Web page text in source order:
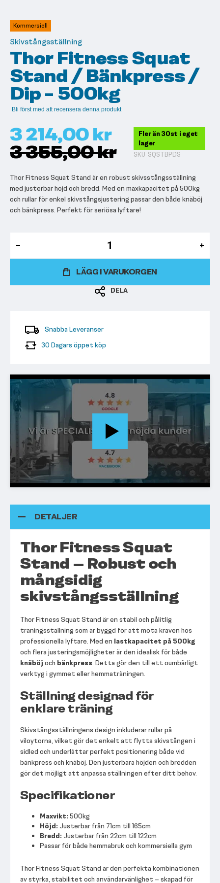
av
bildgalleriet
Kommersiell
Skivstångsställning
Thor Fitness Squat
Stand / Bänkpress /
Dip - 500kg
Bli först med att recensera denna produkt
3 214,00 kr
3 355,00 kr
Fler än 30st i eget
lager
SKU SQSTBPDS
Thor Fitness Squat Stand är en robust skivsstångsställning
med justerbar höjd och bredd. Med en maxkapacitet på 500kg
och rullar för enkel skivstångsjustering passar den både knäböj
och bänkpress. Perfekt för seriösa lyftare!
LÄGG I VARUKORGEN
DELA
Snabba Leveranser
30 Dagars öppet köp
DETALJER
Thor Fitness Squat
Stand – Robust och
mångsidig
skivstångsställning
Thor Fitness Squat Stand är en stabil och pålitlig
träningsställning som är byggd för att möta kraven hos
professionella lyftare. Med en lastkapacitet på 500kg
och flera justeringsmöjligheter är den idealisk för både
knäböj och bänkpress. Detta gör den till ett oumbärligt
verktyg i gymmet eller hemmaträningen.
Ställning designad för
enklare träning
Skivstångsställningens design inkluderar rullar på
viloytorna, vilket gör det enkelt att flytta skivstången i
sidled och underlättar perfekt positionering både vid
bänkpress och knäböj. Den justerbara höjden och bredden
gör det möjligt att anpassa ställningen efter ditt behov.
Specifikationer
Maxvikt: 500kg
Höjd: Justerbar från 71cm till 165cm
Bredd: Justerbar från 22cm till 122cm
Passar för både hemmabruk och kommersiella gym
Thor Fitness Squat Stand är den perfekta kombinationen
av styrka, stabilitet och användarvänlighet – skapad för